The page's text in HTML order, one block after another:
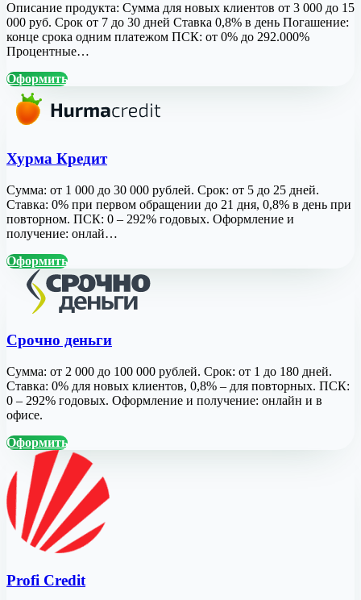
Описание продукта: Сумма для новых клиентов от 3 000 до 15
000 руб. Срок от 7 до 30 дней Ставка 0,8% в день Погашение:
конце срока одним платежом ПСК: от 0% до 292.000%
Процентные…
Оформить
Хурма Кредит
Сумма: от 1 000 до 30 000 рублей. Срок: от 5 до 25 дней.
Ставка: 0% при первом обращении до 21 дня, 0,8% в день при
повторном. ПСК: 0 – 292% годовых. Оформление и
получение: онлай…
Оформить
Срочно деньги
Сумма: от 2 000 до 100 000 рублей. Срок: от 1 до 180 дней.
Ставка: 0% для новых клиентов, 0,8% – для повторных. ПСК:
0 – 292% годовых. Оформление и получение: онлайн и в
офисе.
Оформить
Profi Credit